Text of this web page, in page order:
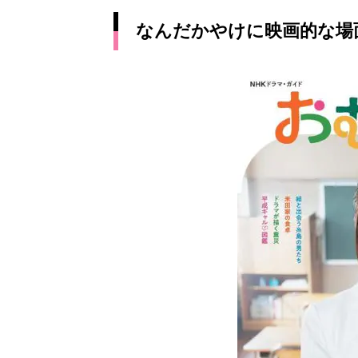
なんだかやけに映画的な場